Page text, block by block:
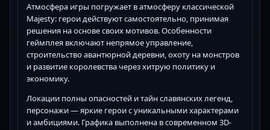
Атмосфера игры погружает в атмосферу классической
Majesty: герои действуют самостоятельно, принимая
решения на основе своих мотивов. Особенности
геймплея включают непрямое управление,
строительство авантюрной деревни, охоту на монстров
и развитие королевства через хитрую политику и
экономику.
Локации полны опасностей и тайн славянских легенд,
персонажи — яркие герои с уникальными характерами
и амбициями. Графика выполнена в современном 3D-